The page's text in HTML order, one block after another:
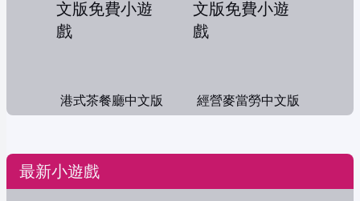
港式茶餐廳中文版 經營麥當勞中文版
最新小遊戲